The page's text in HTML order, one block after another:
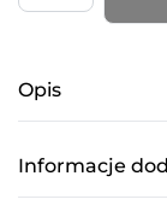
1
do
pole
Opis
Informacje